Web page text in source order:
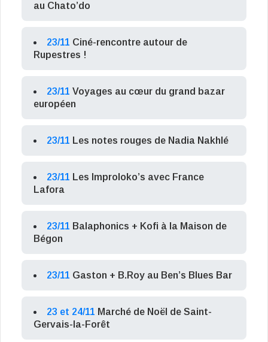
au Chato’do
23/11 Ciné-rencontre autour de
Rupestres !
23/11 Voyages au cœur du grand bazar
européen
23/11 Les notes rouges de Nadia Nakhlé
23/11 Les Improloko’s avec France
Lafora
23/11 Balaphonics + Kofi à la Maison de
Bégon
23/11 Gaston + B.Roy au Ben’s Blues Bar
23 et 24/11 Marché de Noël de Saint-
Gervais-la-Forêt